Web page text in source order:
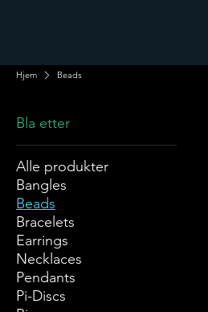
Hjem Beads
Bla etter
Alle produkter
Bangles
Beads
Bracelets
Earrings
Necklaces
Pendants
Pi-Discs